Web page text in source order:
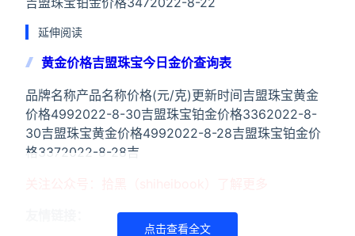
延伸阅读
黄金价格吉盟珠宝今日金价查询表
品牌名称产品名称价格(元/克)更新时间吉盟珠宝黄金
价格4992022-8-30吉盟珠宝铂金价格3362022-8-
30吉盟珠宝黄金价格4992022-8-28吉盟珠宝铂金价
格3372022-8-28吉
点击查看全文